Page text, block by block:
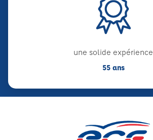
une solide expérience
55 ans